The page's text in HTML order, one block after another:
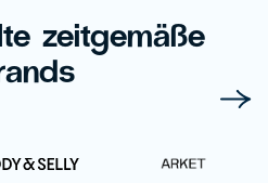
zeitgemäße